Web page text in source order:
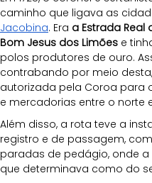
caminho que ligava as
Jacobina. Era a Estrada
Bom Jesus dos Limões e
polos produtores de ouro.
contrabando por meio
autorizada pela Coroa para
e mercadorias entre o norte
Além disso, a rota teve a
registro e de passagem,
paradas de pedágio, onde
que determinava como do